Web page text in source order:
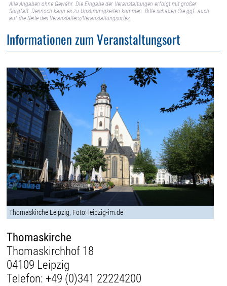
Alle Angaben ohne Gewähr. Die Eingabe der Veranstaltungen erfolgt mit großer
Sorgfalt. Dennoch kann es zu Unstimmigkeiten kommen. Bitte schauen Sie ggf. auch
auf die Seite des Veranstalters/Veranstaltungsortes.
Informationen zum Veranstaltungsort
Thomaskirche Leipzig, Foto: leipzig-im.de
Thomaskirche
Thomaskirchhof 18
04109 Leipzig
Telefon: +49 (0)341 22224200